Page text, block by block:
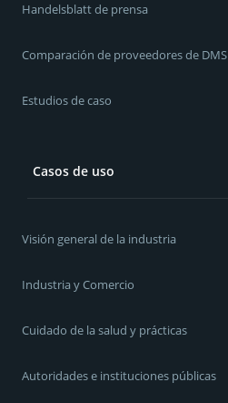
Handelsblatt de prensa
Comparación de proveedores de DMS
Estudios de caso
Casos de uso
Visión general de la industria
Industria y Comercio
Cuidado de la salud y prácticas
Autoridades e instituciones públicas